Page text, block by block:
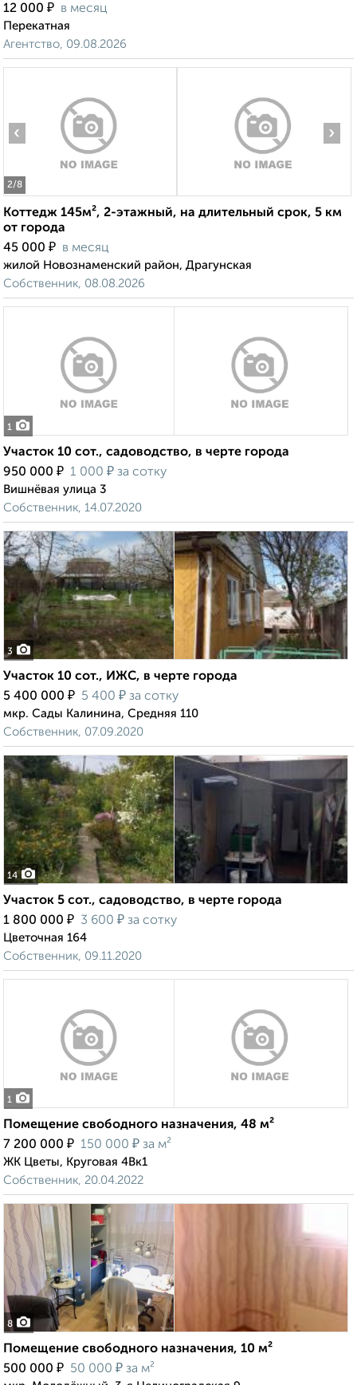
12 000 ₽ в месяц
Перекатная
Агентство, 09.08.2026
2/8
‹ ›
Коттедж 145м², 2-этажный, на длительный срок, 5 км
от города
45 000 ₽ в месяц
жилой Новознаменский район, Драгунская
Собственник, 08.08.2026
1
Участок 10 сот., садоводство, в черте города
950 000 ₽ 1 000 ₽ за сотку
Вишнёвая улица 3
Собственник, 14.07.2020
3
Участок 10 сот., ИЖС, в черте города
5 400 000 ₽ 5 400 ₽ за сотку
мкр. Сады Калинина, Средняя 110
Собственник, 07.09.2020
14
Участок 5 сот., садоводство, в черте города
1 800 000 ₽ 3 600 ₽ за сотку
Цветочная 164
Собственник, 09.11.2020
1
Помещение свободного назначения, 48 м²
7 200 000 ₽ 150 000 ₽ за м²
ЖК Цветы, Круговая 4Вк1
Собственник, 20.04.2022
8
Помещение свободного назначения, 10 м²
500 000 ₽ 50 000 ₽ за м²